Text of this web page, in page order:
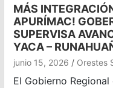
MÁS
APURÍMAC!
SUPERVISA
YACA –
junio 15, 2026 Orestes
El Gobierno